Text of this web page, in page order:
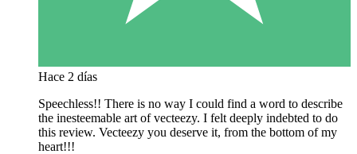
Hace 2 días
Speechless!! There is no way I could find a word to describe
the inesteemable art of vecteezy. I felt deeply indebted to do
this review. Vecteezy you deserve it, from the bottom of my
heart!!!